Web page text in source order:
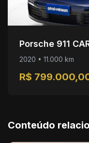
Porsche 911
2020 • 11.000 km
R$
Conteúdo